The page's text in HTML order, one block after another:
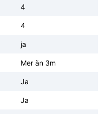
4
4
ja
Mer än 3m
Ja
Ja